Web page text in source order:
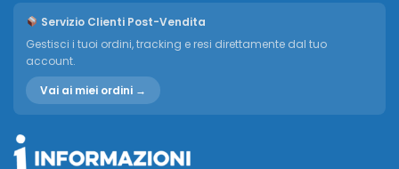
Servizio Clienti Post-Vendita
Gestisci i tuoi ordini, tracking e resi direttamente dal tuo
account.
Vai ai miei ordini →